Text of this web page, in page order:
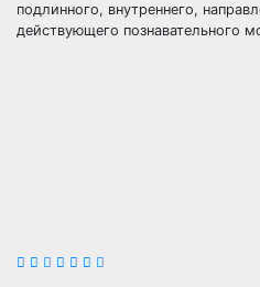
подлинного, внутреннего,
действующего познавательного